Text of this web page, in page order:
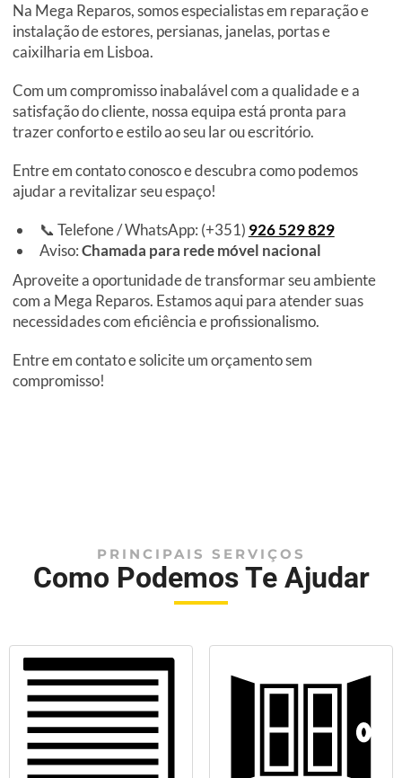
Na Mega Reparos, somos especialistas em reparação e
instalação de estores, persianas, janelas, portas e
caixilharia em Lisboa.
Com um compromisso inabalável com a qualidade e a
satisfação do cliente, nossa equipa está pronta para
trazer conforto e estilo ao seu lar ou escritório.
Entre em contato conosco e descubra como podemos
ajudar a revitalizar seu espaço!
📞 Telefone / WhatsApp: (+351) 926 529 829
Aviso:Chamada para rede móvel nacional
Aproveite a oportunidade de transformar seu ambiente
com a Mega Reparos. Estamos aqui para atender suas
necessidades com eficiência e profissionalismo.
Entre em contato e solicite um orçamento sem
compromisso!
PRINCIPAIS SERVIÇOS
Como Podemos Te Ajudar